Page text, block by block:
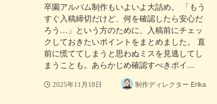
卒園アルバム制作もいよいよ大詰め。 「もう
すぐ入稿締切だけど、何を確認したら安心だ
ろう…」という方のために、入稿前にチェッ
クしておきたいポイントをまとめました。 直
前に慌ててしまうと思わぬミスを見逃してし
まうことも。あらかじめ確認すべきポイ...
2025年11月18日 制作ディレクター Erika